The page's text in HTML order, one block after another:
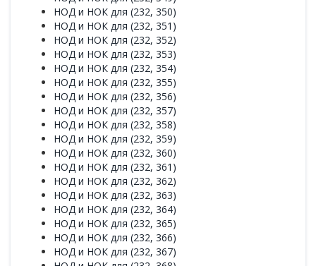
НОД и НОК для (232, 350)
НОД и НОК для (232, 351)
НОД и НОК для (232, 352)
НОД и НОК для (232, 353)
НОД и НОК для (232, 354)
НОД и НОК для (232, 355)
НОД и НОК для (232, 356)
НОД и НОК для (232, 357)
НОД и НОК для (232, 358)
НОД и НОК для (232, 359)
НОД и НОК для (232, 360)
НОД и НОК для (232, 361)
НОД и НОК для (232, 362)
НОД и НОК для (232, 363)
НОД и НОК для (232, 364)
НОД и НОК для (232, 365)
НОД и НОК для (232, 366)
НОД и НОК для (232, 367)